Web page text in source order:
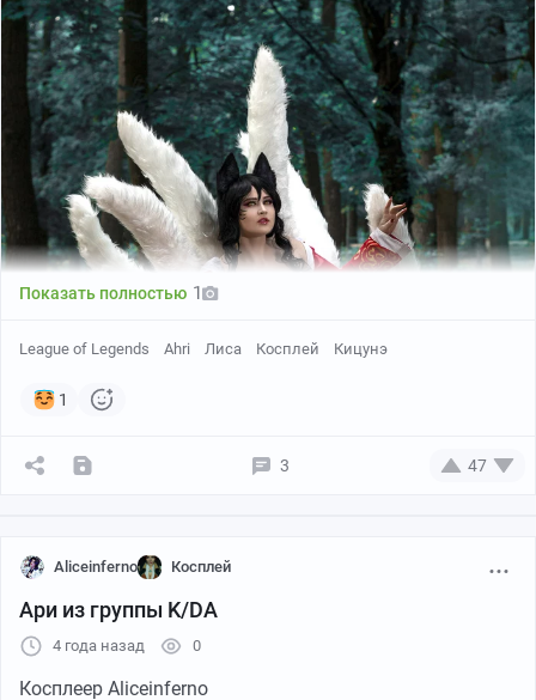
ILLUSTDenilve
Показать полностью 1
League of Legends Ahri Лиса Косплей Кицунэ
1
3 47
Aliceinferno Косплей
Ари из группы K/DA
4 года назад 0
Косплеер Aliceinferno